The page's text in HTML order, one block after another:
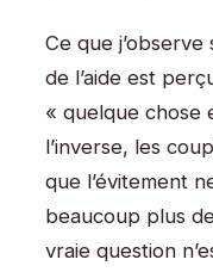
Ce que
de l’aide est
« quelque chose
l’inverse, les
que l’évitement
beaucoup plus
vraie question